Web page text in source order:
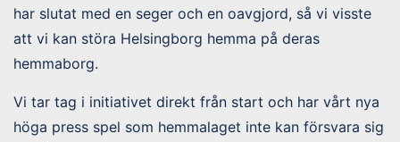
har slutat med en seger och en oavgjord, så vi visste
att vi kan störa Helsingborg hemma på deras
hemmaborg.
Vi tar tag i initiativet direkt från start och har vårt nya
höga press spel som hemmalaget inte kan försvara sig